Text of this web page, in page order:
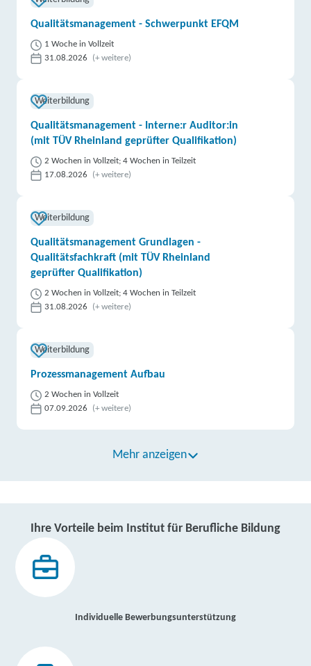
Qualitätsmanagement - Schwerpunkt EFQM
1 Woche in Vollzeit
31.08.2026
(+ weitere)
Weiterbildung
Qualitätsmanagement - Interne:r Auditor:in
(mit TÜV Rheinland geprüfter Qualifikation)
2 Wochen in Vollzeit; 4 Wochen in Teilzeit
17.08.2026
(+ weitere)
Weiterbildung
Qualitätsmanagement Grundlagen -
Qualitätsfachkraft (mit TÜV Rheinland
geprüfter Qualifikation)
2 Wochen in Vollzeit; 4 Wochen in Teilzeit
31.08.2026
(+ weitere)
Weiterbildung
Prozessmanagement Aufbau
2 Wochen in Vollzeit
07.09.2026
(+ weitere)
Mehr anzeigen
Ihre Vorteile beim Institut für Berufliche Bildung
Individuelle Bewerbungsunterstützung